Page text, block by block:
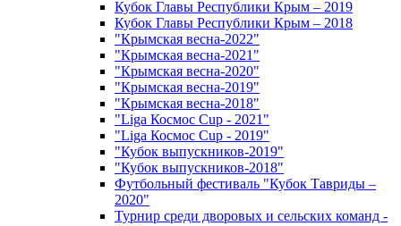
Кубок Главы Республики Крым – 2019
Кубок Главы Республики Крым – 2018
"Крымская весна-2022"
"Крымская весна-2021"
"Крымская весна-2020"
"Крымская весна-2019"
"Крымская весна-2018"
"Liga Космос Cup - 2021"
"Liga Космос Cup - 2019"
"Кубок выпускников-2019"
"Кубок выпускников-2018"
Футбольный фестиваль "Кубок Тавриды –
2020"
Турнир среди дворовых и сельских команд -